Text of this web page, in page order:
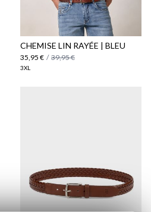
ici
CHEMISE LIN RAYÉE | BLEU
35,95 € / 39,95 €
3XL